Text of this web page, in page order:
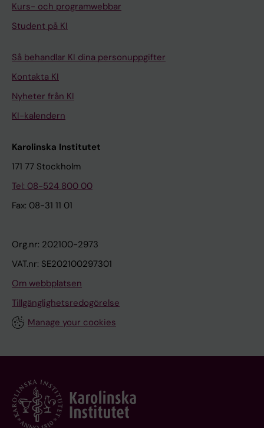
Kurs- och programwebbar
Student på KI
Så behandlar KI dina personuppgifter
Kontakta KI
Nyheter från KI
KI-kalendern
Karolinska Institutet
171 77 Stockholm
Tel: 08-524 800 00
Fax: 08-31 11 01
Org.nr: 202100-2973
VAT.nr: SE202100297301
Om webbplatsen
Tillgänglighetsredogörelse
Manage your cookies